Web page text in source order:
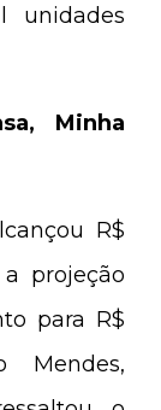
unidades
Minha
R$
projeção
para R$
Mendes,